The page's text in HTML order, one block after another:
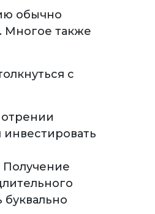
обычно
Многое также
с
Получение
буквально